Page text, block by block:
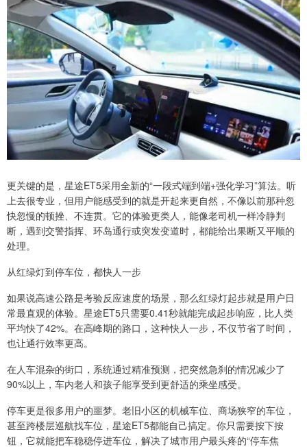
更关键的是，星途ET5采用全新的“一段式端到端+强化学习”算法。听
上去很专业，但用户能感受到的就是开起来更自然，不像以前那种忽
快忽慢的顿挫、不连贯。它的体验更类人，能像老司机一样冷静判
断，遇到交警指挥、环岛通行或突发变道时，都能给出果断又平顺的
处理。
从红绿灯到停车位，都快人一步
如果说高速公路是考验反应速度的场景，那么红绿灯起步就是用户日
常最直观的体验。星途ET5只需要0.41秒就能完成起步响应，比人类
平均快了42%。在高峰期的路口，这种快人一步，不仅节省了时间，
也让通行效率更高。
在人车混杂的街口，系统通过精准预测，把突然急刹的情况减少了
90%以上，车内老人和孩子能享受到更舒适的乘坐感受。
停车更是很多用户的噩梦。老旧小区的机械车位、商场狭窄的车位，
甚至跨楼层巡航找车位，星途ET5都能自己搞定。你只需要按下按
钮，它就能把车稳稳停进车位，解决了城市用户最头疼的“停车焦